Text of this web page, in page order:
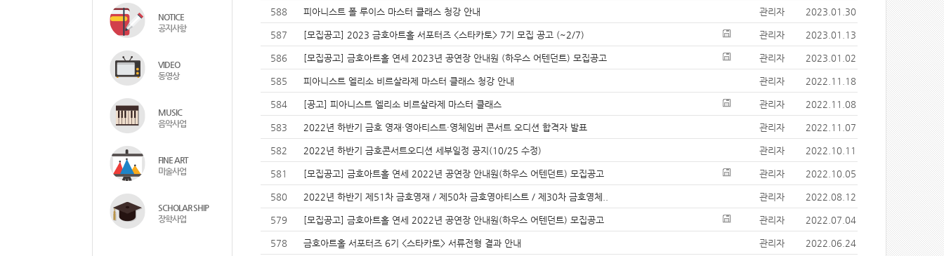
NOTICE
공지사항
VIDEO
동영상
MUSIC
음악사업
FINE ART
미술사업
SCHOLAR SHIP
장학사업
588 피아니스트 폴 루이스 마스터 클래스 청강 안내 관리자 2023.01.30
587 [모집공고] 2023 금호아트홀 서포터즈 <스타카토> 7기 모집 공고 (~2/7) 관리자 2023.01.13
586 [모집공고] 금호아트홀 연세 2023년 공연장 안내원 (하우스 어텐던트) 모집공고 관리자 2023.01.02
585 피아니스트 엘리소 비르살라제 마스터 클래스 청강 안내 관리자 2022.11.18
584 [공고] 피아니스트 엘리소 비르살라제 마스터 클래스 관리자 2022.11.08
583 2022년 하반기 금호 영재·영아티스트·영체임버 콘서트 오디션 합격자 발표 관리자 2022.11.07
582 2022년 하반기 금호콘서트오디션 세부일정 공지(10/25 수정) 관리자 2022.10.11
581 [모집공고] 금호아트홀 연세 2022년 공연장 안내원(하우스 어텐던트) 모집공고 관리자 2022.10.05
580 2022년 하반기 제51차 금호영재 / 제50차 금호영아티스트 / 제30차 금호영체.. 관리자 2022.08.12
579 [모집공고] 금호아트홀 연세 2022년 공연장 안내원(하우스 어텐던트) 모집공고 관리자 2022.07.04
578 금호아트홀 서포터즈 6기 <스타카토> 서류전형 결과 안내 관리자 2022.06.24